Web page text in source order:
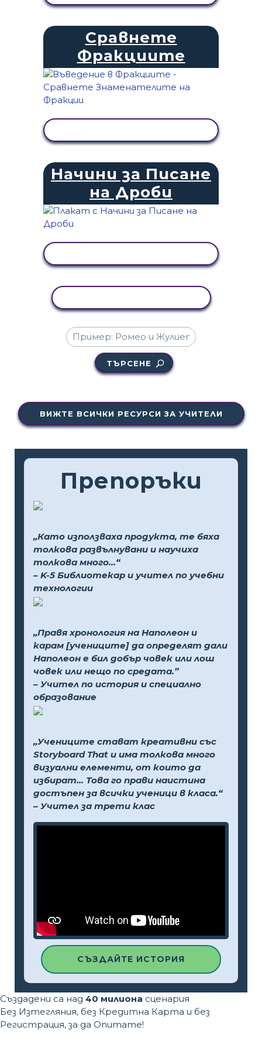
Сравнете
Фракциите
Начини за Писане
на Дроби
ТЪРСЕНЕ
ВИЖТЕ ВСИЧКИ РЕСУРСИ ЗА УЧИТЕЛИ
Препоръки
„Като използваха продукта, те бяха
толкова развълнувани и научиха
толкова много...“
– K-5 Библиотекар и учител по учебни
технологии
„Правя хронология на Наполеон и
карам [учениците] да определят дали
Наполеон е бил добър човек или лош
човек или нещо по средата.”
– Учител по история и специално
образование
„Учениците стават креативни със
Storyboard That и има толкова много
визуални елементи, от които да
избират... Това го прави наистина
достъпен за всички ученици в класа.“
– Учител за трети клас
СЪЗДАЙТЕ ИСТОРИЯ
Създадени са над 40 милиона сценария
Без Изтегляния, без Кредитна Карта и без
Регистрация, за да Опитате!